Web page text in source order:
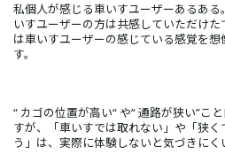
私個人が感じる車いすユーザーあるあ
いすユーザーの方は共感していただけ
は車いすユーザーの感じている感覚を
す。
“ カゴの位置が高い“ や“ 通路が狭い”こ
すが、「車いすでは取れない」や「狭
う」は、実際に体験しないと気づきにく